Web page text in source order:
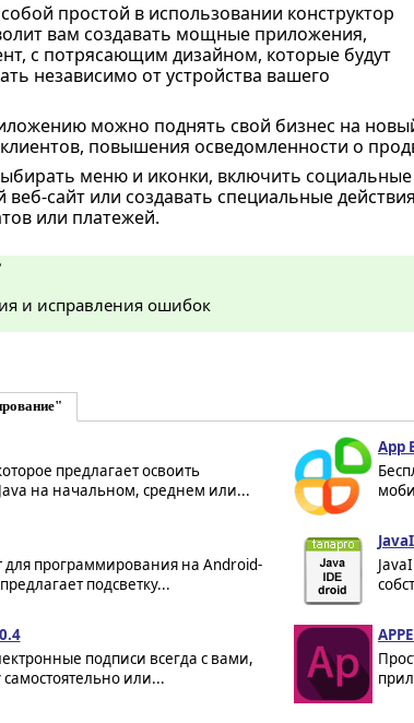
простой в использовании конструктор
вам создавать мощные приложения,
с потрясающим дизайном, которые будут
независимо от устройства вашего
можно поднять свой бизнес на
повышения осведомленности о
меню и иконки, включить социальные
сайт или создавать специальные
или платежей.
и исправления ошибок
предлагает освоить
на начальном, среднем или...
App
программирования на Android-
подсветку...
подписи всегда с вами,
самостоятельно или...